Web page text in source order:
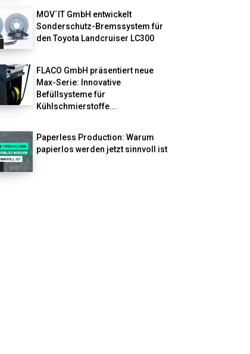
MOV´IT GmbH entwickelt
Sonderschutz-Bremssystem für
den Toyota Landcruiser LC300
FLACO GmbH präsentiert neue
Max-Serie: Innovative
Befüllsysteme für
Kühlschmierstoffe...
Paperless Production: Warum
papierlos werden jetzt sinnvoll ist